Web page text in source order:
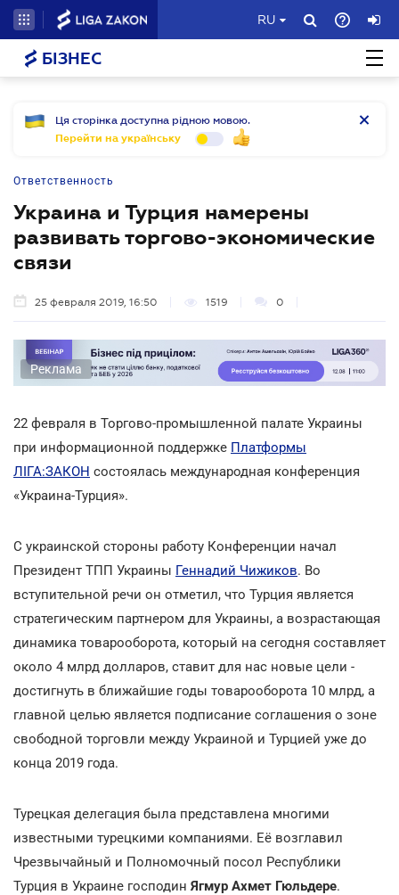
RU
БІЗНЕС
Ця сторінка доступна рідною мовою.
Перейти на українську
Ответственность
Украина и Турция намерены
развивать торгово-экономические
связи
25 февраля 2019, 16:50 1519 0
Реклама
22 февраля в Торгово-промышленной палате Украины
при информационной поддержке Платформы
ЛІГА:ЗАКОН состоялась международная конференция
«Украина-Турция».
С украинской стороны работу Конференции начал
Президент ТПП Украины Геннадий Чижиков. Во
вступительной речи он отметил, что Турция является
стратегическим партнером для Украины, а возрастающая
динамика товарооборота, который на сегодня составляет
около 4 млрд долларов, ставит для нас новые цели -
достигнуть в ближайшие годы товарооборота 10 млрд, а
главной целью является подписание соглашения о зоне
свободной торговли между Украиной и Турцией уже до
конца 2019 года.
Турецкая делегация была представлена многими
известными турецкими компаниями. Её возглавил
Чрезвычайный и Полномочный посол Республики
Турция в Украине господин Ягмур Ахмет Гюльдере.